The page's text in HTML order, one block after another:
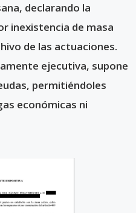
declarando la
inexistencia de masa
de las actuaciones.
ejecutiva, supone
permitiéndoles
económicas ni